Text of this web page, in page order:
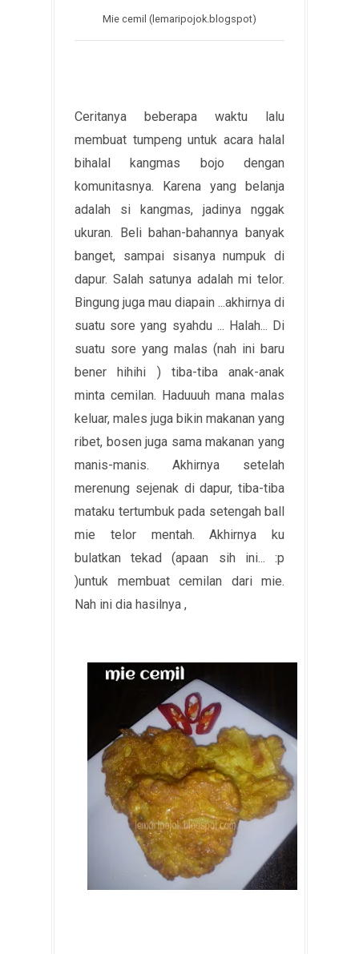
Mie cemil (lemaripojok.blogspot)
Ceritanya beberapa waktu lalu
membuat tumpeng untuk acara halal
bihalal kangmas bojo dengan
komunitasnya. Karena yang belanja
adalah si kangmas, jadinya nggak
ukuran. Beli bahan-bahannya banyak
banget, sampai sisanya numpuk di
dapur. Salah satunya adalah mi telor.
Bingung juga mau diapain ...akhirnya di
suatu sore yang syahdu ... Halah... Di
suatu sore yang malas (nah ini baru
bener hihihi ) tiba-tiba anak-anak
minta cemilan. Haduuuh mana malas
keluar, males juga bikin makanan yang
ribet, bosen juga sama makanan yang
manis-manis. Akhirnya setelah
merenung sejenak di dapur, tiba-tiba
mataku tertumbuk pada setengah ball
mie telor mentah. Akhirnya ku
bulatkan tekad (apaan sih ini... :p
)untuk membuat cemilan dari mie.
Nah ini dia hasilnya ,